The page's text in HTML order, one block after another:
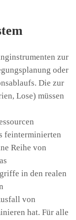
zur
oder
Die zur
Lose) müssen
feinterminierten
Reihe von
in den realen
von
hat. Für alle